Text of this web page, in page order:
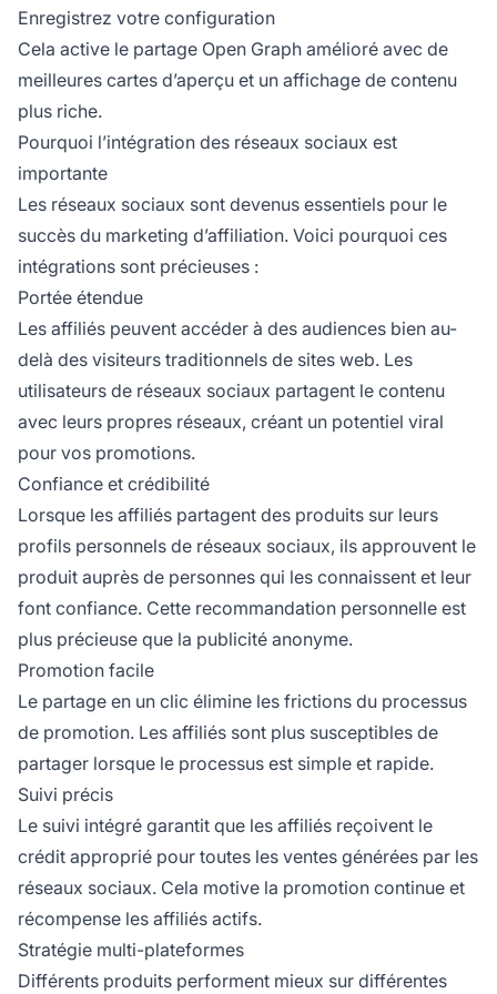
Enregistrez votre configuration
Cela active le partage Open Graph amélioré avec de
meilleures cartes d’aperçu et un affichage de contenu
plus riche.
Pourquoi l’intégration des réseaux sociaux est
importante
Les réseaux sociaux sont devenus essentiels pour le
succès du marketing d’affiliation. Voici pourquoi ces
intégrations sont précieuses :
Portée étendue
Les affiliés peuvent accéder à des audiences bien au-
delà des visiteurs traditionnels de sites web. Les
utilisateurs de réseaux sociaux partagent le contenu
avec leurs propres réseaux, créant un potentiel viral
pour vos promotions.
Confiance et crédibilité
Lorsque les affiliés partagent des produits sur leurs
profils personnels de réseaux sociaux, ils approuvent le
produit auprès de personnes qui les connaissent et leur
font confiance. Cette recommandation personnelle est
plus précieuse que la publicité anonyme.
Promotion facile
Le partage en un clic élimine les frictions du processus
de promotion. Les affiliés sont plus susceptibles de
partager lorsque le processus est simple et rapide.
Suivi précis
Le suivi intégré garantit que les affiliés reçoivent le
crédit approprié pour toutes les ventes générées par les
réseaux sociaux. Cela motive la promotion continue et
récompense les affiliés actifs.
Stratégie multi-plateformes
Différents produits performent mieux sur différentes